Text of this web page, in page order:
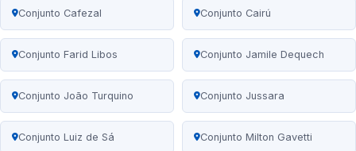
Conjunto Cafezal Conjunto Cairú
Conjunto Farid Libos Conjunto Jamile Dequech
Conjunto João Turquino Conjunto Jussara
Conjunto Luiz de Sá Conjunto Milton Gavetti